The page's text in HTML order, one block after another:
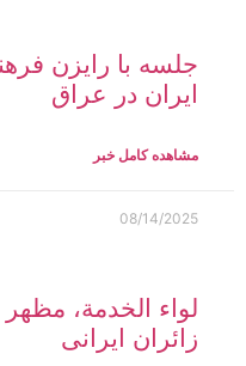
جلسه با رایزن
ایران در عراق
مشاهده کامل خبر
08/14/2025
لواء الخدمة،
زائران ایرانی